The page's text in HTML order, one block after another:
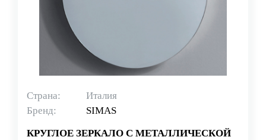
Страна:
Италия
Бренд:
SIMAS
КРУГЛОЕ ЗЕРКАЛО С МЕТАЛЛИЧЕСКОЙ